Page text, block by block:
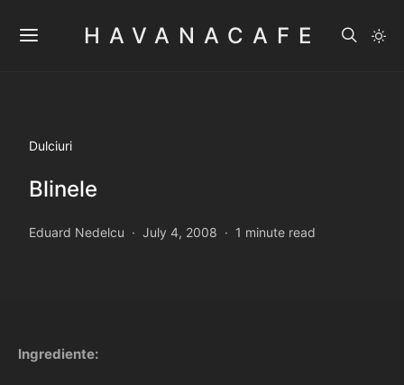
HAVANACAFE
Dulciuri
Blinele
Eduard Nedelcu July 4, 2008 1 minute read
Ingrediente: